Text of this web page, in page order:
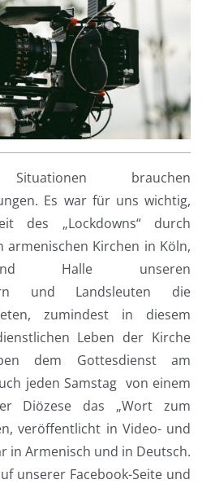
Situationen brauchen
Es war für uns wichtig,
des „Lockdowns“ durch
armenischen Kirchen in Köln,
Halle unseren
und Landsleuten die
zumindest in diesem
Leben der Kirche
dem Gottesdienst am
jeden Samstag von einem
Diözese das „Wort zum
veröffentlicht in Video- und
in Armenisch und in Deutsch.
unserer Facebook-Seite und